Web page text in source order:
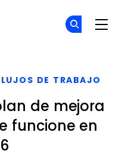
DE TRABAJO
de mejora
funcione en